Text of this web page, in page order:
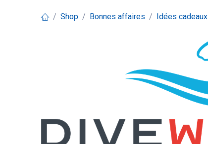
Shop Bonnes affaires Idées cadeaux